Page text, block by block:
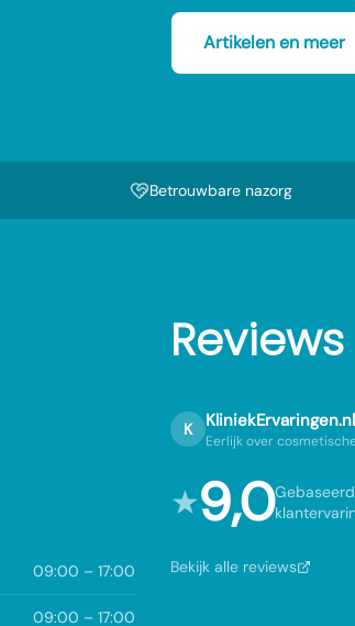
Artikelen en meer
Betrouwbare nazorg
09:00 – 17:00
09:00 – 17:00
Reviews
K KliniekErvaringen.nl
Eerlijk over
★9,0
Bekijk alle reviews